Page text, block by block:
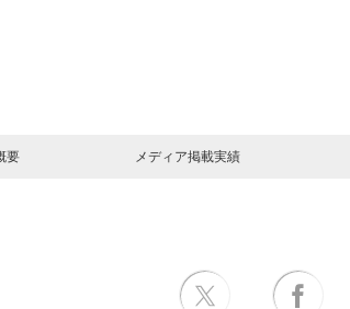
要 メディア掲載実績